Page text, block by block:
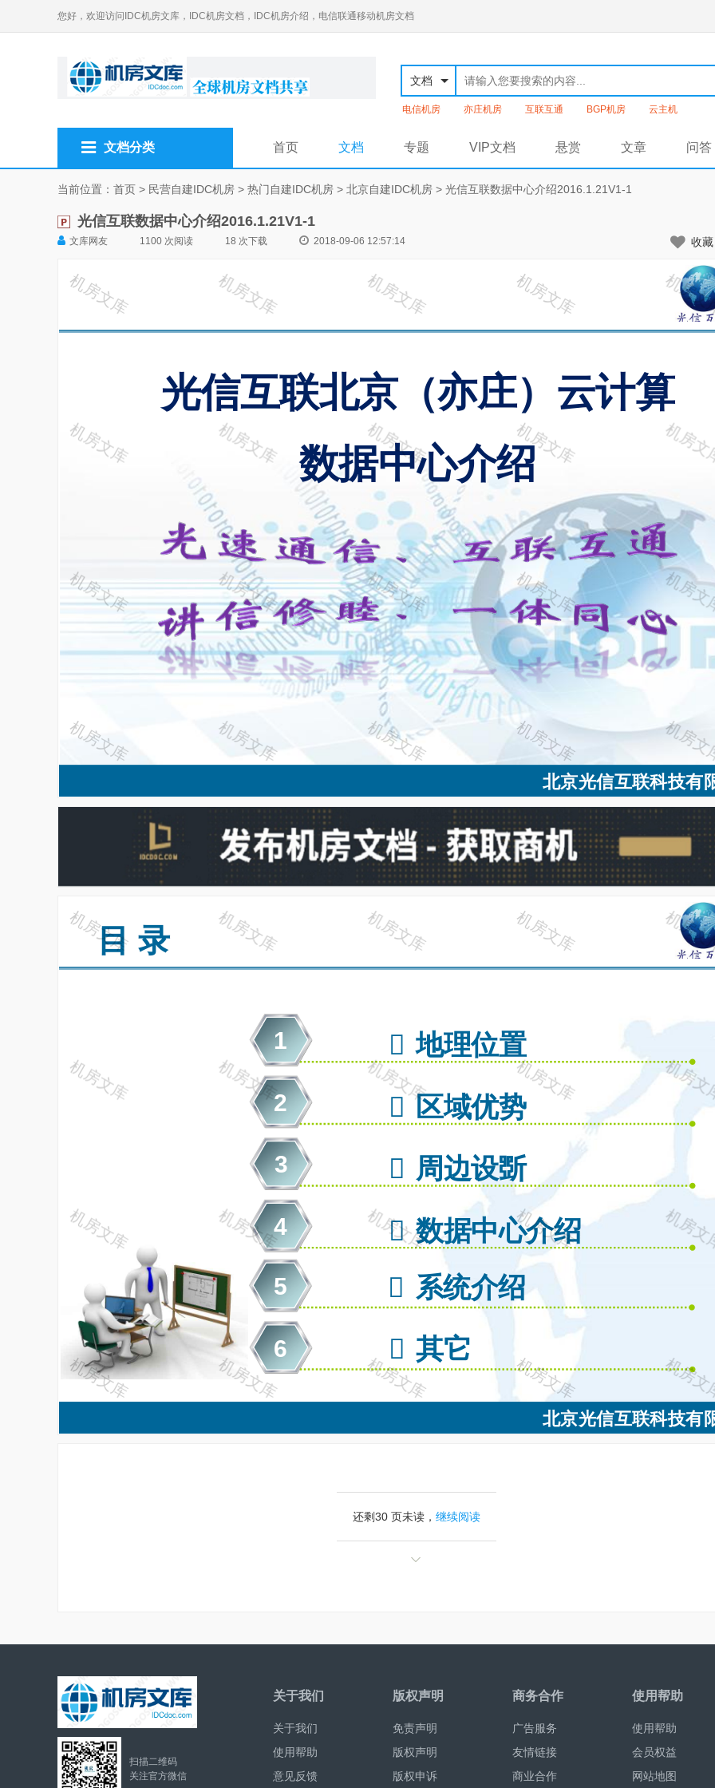
您好，欢迎访问IDC机房文库，IDC机房文档，IDC机房介绍，电信联通移动机房文档
文档
电信机房 亦庄机房 互联互通 BGP机房 云主机
文档分类 首页 文档 专题 VIP文档 悬赏 文章 问答
当前位置： 首页 > 民营自建IDC机房 > 热门自建IDC机房 > 北京自建IDC机房 > 光信互联数据中心介绍2016.1.21V1-1
光信互联数据中心介绍2016.1.21V1-1
文库网友 1100 次阅读 18 次下载 2018-09-06 12:57:14 收藏
还剩30 页未读， 继续阅读
扫描二维码
关注官方微信
关于我们
关于我们
使用帮助
意见反馈
版权声明
免责声明
版权声明
版权申诉
商务合作
广告服务
友情链接
商业合作
使用帮助
使用帮助
会员权益
网站地图